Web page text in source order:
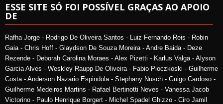
ESSE SITE SÓ FOI POSSÍVEL GRAÇAS AO APOIO
DE
Rafha Jorge - Rodrigo De Oliveira Santos - Luiz Fernando Reis - Robin
Gaia - Chris Hoff - Glaydson De Souza Moreira - Andre Baida - Deze
Rezende - Deborah Carolina Moraes - Alex Pizetti - Karlus Valga - Alyson
Garcia Alves - Weskley Raupp De Oliveira - Fabio Pioczkoski - Guilherme
Costa - Anderson Nazario Espindola - Stephany Nusch - Guigo Cardoso -
Guilherme Medeiros Martins - Rafael Bertinotti Neves - Vanessa Jacob
Victorino - Paulo Henrique Borgert - Michel Spadel Ghizzo - Ciro Jamil